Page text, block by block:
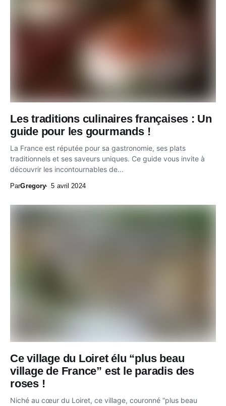
Les traditions culinaires françaises : Un
guide pour les gourmands !
La France est réputée pour sa gastronomie, ses plats
traditionnels et ses saveurs uniques. Ce guide vous invite à
découvrir les incontournables de...
ParGregory 5 avril 2024
Ce village du Loiret élu “plus beau
village de France” est le paradis des
roses !
Niché au cœur du Loiret, ce village, couronné “plus beau